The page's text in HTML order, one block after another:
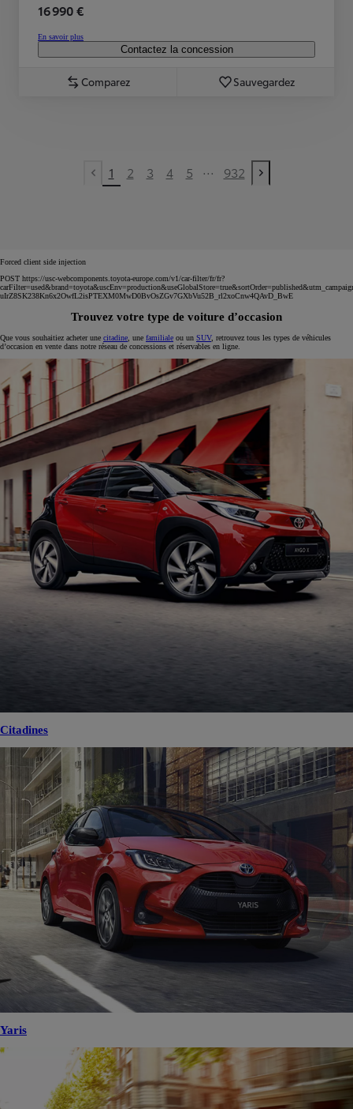
16 990 €
En savoir plus
Contactez la concession
Comparez Sauvegardez
Previous page
1 2 3 4 5 ... 932
Next page
Forced client side injection
POST https://usc-webcomponents.toyota-europe.com/v1/car-filter/fr/fr?
uIrZ8SK238Kn6x2OwfL2isPTEXM0MwD0BvOsZGv7GXbVu52B_rl2xoCnw4QAvD_BwE
Trouvez votre type de voiture d’occasion
Que vous souhaitiez acheter une citadine , une familiale ou un SUV, retrouvez tous les types de véhicules
d’occasion en vente dans notre réseau de concessions et réservables en ligne.
Citadines
Yaris